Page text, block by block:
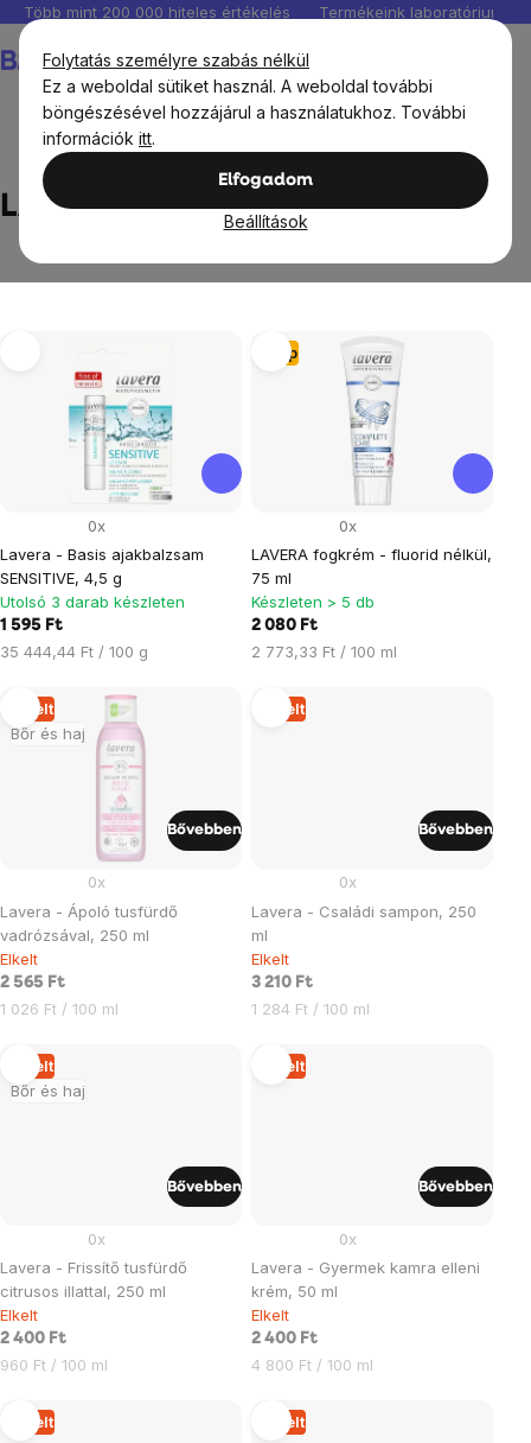
Folytatás személyre szabás nélkül
Ez a weboldal sütiket használ. A weboldal további
böngészésével hozzájárul a használatukhoz. További
információk itt.
Elfogadom
Beállítások
Ugrás
fő
tartalomhoz
Több mint 200 000 hiteles értékelés Termékeink
LAVERA
listája
Lavera - Basis ajakbalzsam
SENSITIVE, 4,5 g
0x
Utolsó 3 darab készleten
1 595 Ft
Egységár:
35 444,44 Ft / 100 g
Tipp
LAVERA fogkrém - fluorid nélkül,
75 ml
0x
Készleten > 5 db
2 080 Ft
Egységár:
2 773,33 Ft / 100 ml
Bőr és haj
Elkelt
Lavera - Ápoló tusfürdő
vadrózsával, 250 ml
0x
Elkelt
2 565 Ft
Egységár:
1 026 Ft / 100 ml
Bővebben
Elkelt
Lavera - Családi sampon, 250
ml
0x
Elkelt
3 210 Ft
Egységár:
1 284 Ft / 100 ml
Bővebben
Bőr és haj
Elkelt
Lavera - Frissítő tusfürdő
citrusos illattal, 250 ml
0x
Elkelt
2 400 Ft
Egységár:
960 Ft / 100 ml
Bővebben
Elkelt
Lavera - Gyermek kamra elleni
krém, 50 ml
0x
Elkelt
2 400 Ft
Egységár:
4 800 Ft / 100 ml
Bővebben
Elkelt Elkelt